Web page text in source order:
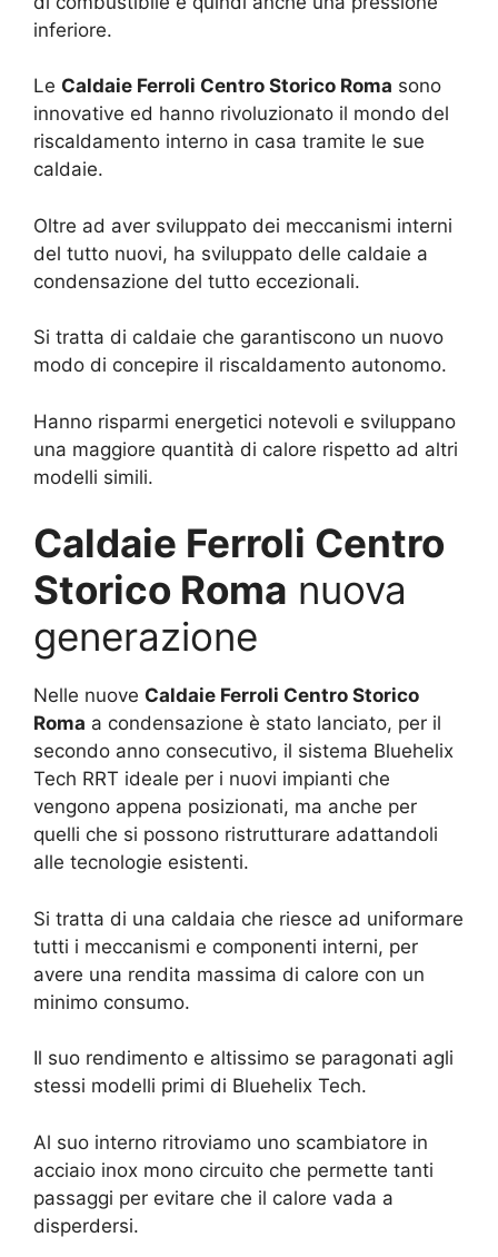
inferiore.
Le Caldaie Ferroli Centro Storico Roma sono
innovative ed hanno rivoluzionato il mondo del
riscaldamento interno in casa tramite le sue
caldaie.
Oltre ad aver sviluppato dei meccanismi interni
del tutto nuovi, ha sviluppato delle caldaie a
condensazione del tutto eccezionali.
Si tratta di caldaie che garantiscono un nuovo
modo di concepire il riscaldamento autonomo.
Hanno risparmi energetici notevoli e sviluppano
una maggiore quantità di calore rispetto ad altri
modelli simili.
Caldaie Ferroli Centro
Storico Roma nuova
generazione
Nelle nuove Caldaie Ferroli Centro Storico
Roma a condensazione è stato lanciato, per il
secondo anno consecutivo, il sistema Bluehelix
Tech RRT ideale per i nuovi impianti che
vengono appena posizionati, ma anche per
quelli che si possono ristrutturare adattandoli
alle tecnologie esistenti.
Si tratta di una caldaia che riesce ad uniformare
tutti i meccanismi e componenti interni, per
avere una rendita massima di calore con un
minimo consumo.
Il suo rendimento e altissimo se paragonati agli
stessi modelli primi di Bluehelix Tech.
Al suo interno ritroviamo uno scambiatore in
acciaio inox mono circuito che permette tanti
passaggi per evitare che il calore vada a
disperdersi.